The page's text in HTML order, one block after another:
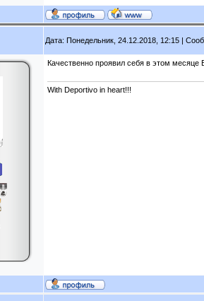
Дата: Понедельник, 24.12.2018, 12:15 |
Качественно проявил себя в этом месяце
With Deportivo in heart!!!